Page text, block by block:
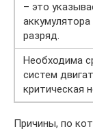
– это
аккумулятора
разряд.
Необходима
систем
критическая
Причины, по